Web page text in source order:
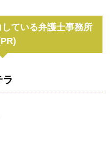
ている弁護士事務所
ラ